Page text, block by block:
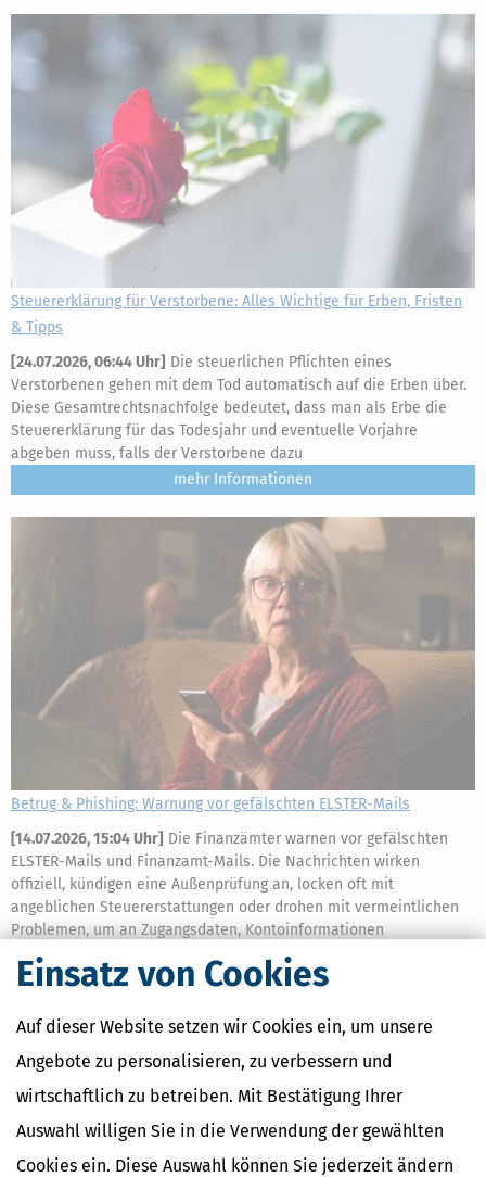
Einsatz von Cookies
Auf dieser Website setzen wir Cookies ein, um unsere
Angebote zu personalisieren, zu verbessern und
wirtschaftlich zu betreiben. Mit Bestätigung Ihrer
Auswahl willigen Sie in die Verwendung der gewählten
Cookies ein. Diese Auswahl können Sie jederzeit ändern
Steuererklärung für Verstorbene: Alles Wichtige für Erben, Fristen
& Tipps
[24.07.2026, 06:44 Uhr] Die steuerlichen Pflichten eines
Verstorbenen gehen mit dem Tod automatisch auf die Erben über.
Diese Gesamtrechtsnachfolge bedeutet, dass man als Erbe die
Steuererklärung für das Todesjahr und eventuelle Vorjahre
abgeben muss, falls der Verstorbene dazu
mehr
Betrug & Phishing: Warnung vor gefälschten ELSTER-Mails
[14.07.2026, 15:04 Uhr] Die Finanzämter warnen vor gefälschten
ELSTER-Mails und Finanzamt-Mails. Die Nachrichten wirken
offiziell, kündigen eine Außenprüfung an, locken oft mit
angeblichen Steuererstattungen oder drohen mit vermeintlichen
Problemen, um an Zugangsdaten, Kontoinformationen